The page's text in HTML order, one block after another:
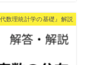
代数理統計学の基礎』解説